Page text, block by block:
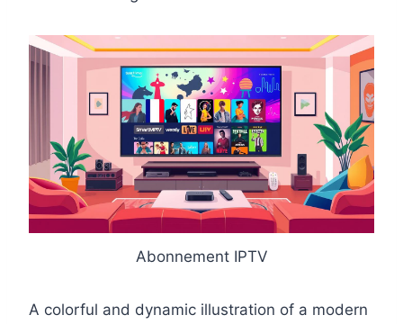
Abonnement IPTV
A colorful and dynamic illustration of a modern